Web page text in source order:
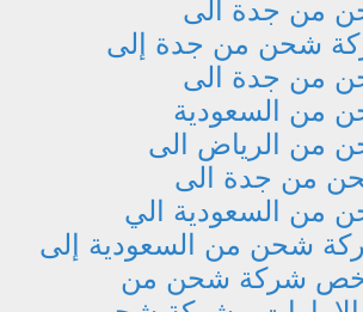
من جدة الى
شحن من جدة إلى
من جدة الى
من السعودية
من الرياض الى
من جدة الى
من السعودية الي
شحن من السعودية إلى
شركة شحن من